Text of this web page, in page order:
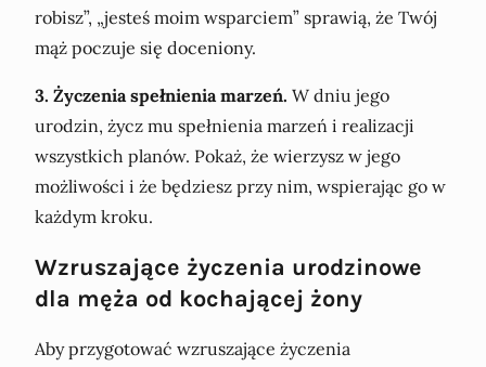
robisz”, „jesteś moim wsparciem” sprawią, że Twój
mąż poczuje się doceniony.
3. Życzenia spełnienia marzeń. W dniu jego
urodzin, życz mu spełnienia marzeń i realizacji
wszystkich planów. Pokaż, że wierzysz w jego
możliwości i że będziesz przy nim, wspierając go w
każdym kroku.
Wzruszające życzenia urodzinowe
dla męża od kochającej żony
Aby przygotować wzruszające życzenia